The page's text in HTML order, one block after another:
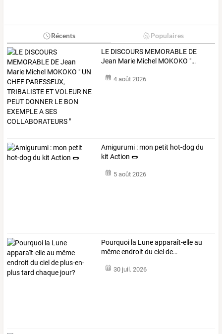
Récents Populaires
LE DISCOURS MEMORABLE DE
Jean Marie Michel MOKOKO "…
4 août 2026
Amigurumi : mon petit hot-dog du
kit Action 🌭
5 août 2026
Pourquoi la Luneapparaît-elleau
mêmeendroit du ciel de…
30 juil. 2026